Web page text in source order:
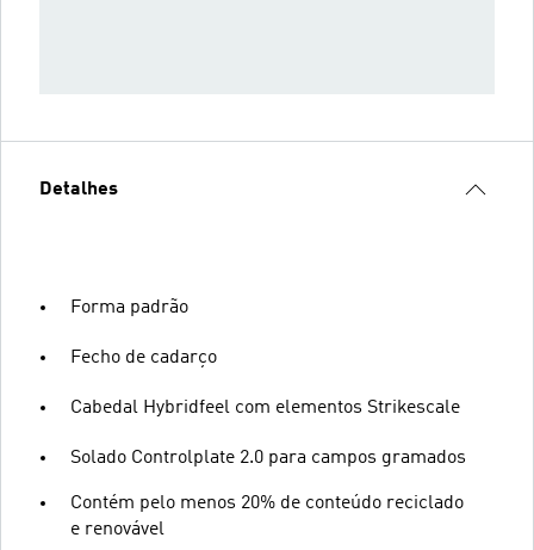
Detalhes
Forma padrão
Fecho de cadarço
Cabedal Hybridfeel com elementos Strikescale
Solado Controlplate 2.0 para campos gramados
Contém pelo menos 20% de conteúdo reciclado
e renovável